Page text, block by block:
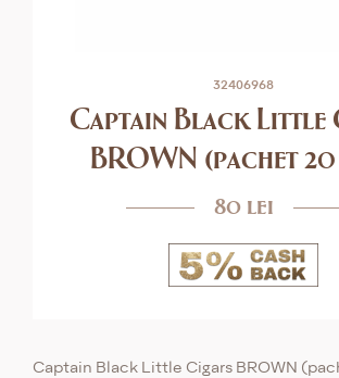
32406968
Captain Black Little
BROWN (pachet
80 lei
Captain Black Little Cigars BROWN